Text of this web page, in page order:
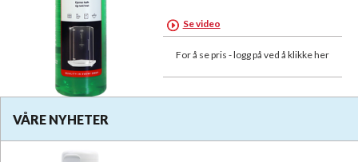
Se video
For å se pris - logg på ved å klikke her
VÅRE NYHETER